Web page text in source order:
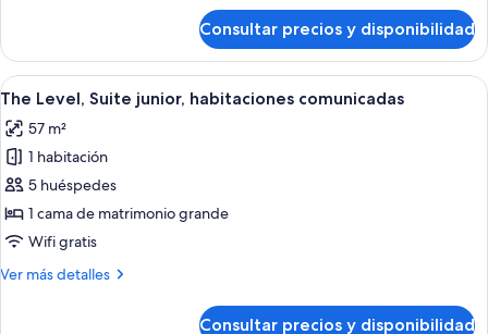
Level,
Habitación,
habitaciones
Consultar precios y disponibilidad
Abrir
todas
las
fotos
de
The
Level,
junior,
Una cama grande con ropa blanca,
4
The Level, Suite junior, habitaciones comunicadas
57 m²
1 habitación
5 huéspedes
1 cama de matrimonio grande
Wifi gratis
Ver más detalles
Más
Consultar precios y disponibilidad